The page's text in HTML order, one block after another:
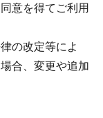
意を得てご利用
の改定等によ
合、変更や追加